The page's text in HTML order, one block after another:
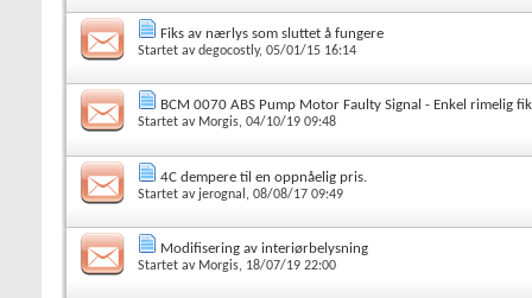
Fiks av nærlys som sluttet å fungere
Startet avdegocostly, 05/01/15 16:14
BCM 0070 ABS Pump Motor Faulty Signal - Enkel rimelig
Startet av Morgis, 04/10/19 09:48
4C dempere til en oppnåelig pris.
Startet av jerognal , 08/08/17 09:49
Modifisering av interiørbelysning
Startet av Morgis, 18/07/19 22:00